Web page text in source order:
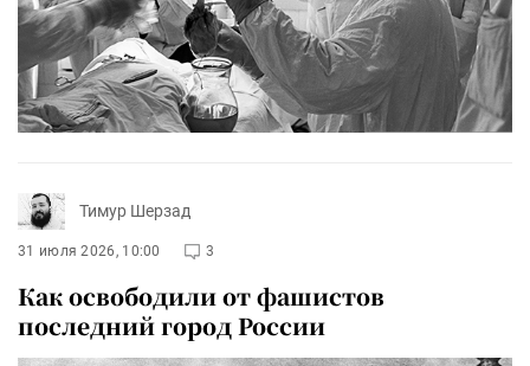
Тимур Шерзад
31 июля 2026, 10:00 3
Как освободили от фашистов
последний город России